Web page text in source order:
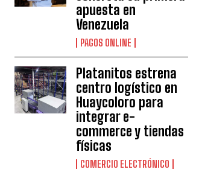
apuesta en
Venezuela
PAGOS ONLINE
Platanitos estrena
centro logístico en
Huaycoloro para
integrar e-
commerce y tiendas
físicas
COMERCIO ELECTRÓNICO